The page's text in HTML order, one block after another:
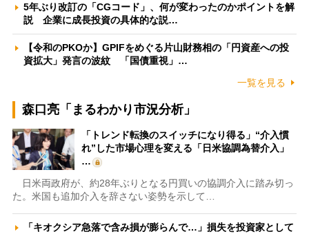
5年ぶり改訂の「CGコード」、何が変わったのかポイントを解
説 企業に成長投資の具体的な説…
【令和のPKOか】GPIFをめぐる片山財務相の「円資産への投
資拡大」発言の波紋 「国債重視」…
一覧を見る
森口亮「まるわかり市況分析」
「トレンド転換のスイッチになり得る」“介入慣
れ”した市場心理を変える「日米協調為替介入」
…
日米両政府が、約28年ぶりとなる円買いの協調介入に踏み切っ
た。米国も追加介入を辞さない姿勢を示して…
「キオクシア急落で含み損が膨らんで…」損失を投資家として